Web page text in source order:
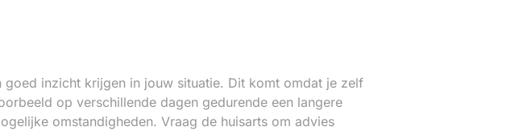
goed inzicht krijgen in jouw situatie. Dit komt omdat je zelf
op verschillende dagen gedurende een langere
omstandigheden. Vraag de huisarts om advies